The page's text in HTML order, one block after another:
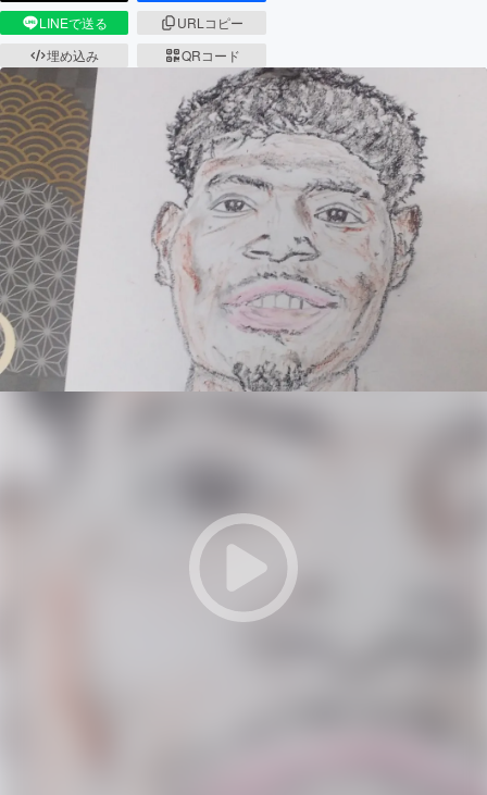
LINEで送る
URLコピー
埋め込み
QRコード